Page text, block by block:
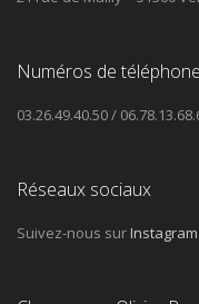
Numéros de téléphone
03.26.49.40.50 /
Réseaux sociaux
Suivez-nous surInstagram